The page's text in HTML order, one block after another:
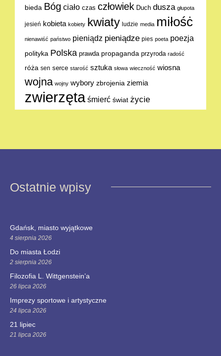
bieda Bóg ciało czas człowiek Duch dusza głupota
jesień kobieta kobiety kwiaty ludzie media miłośċ
nienawiść państwo pieniądz pieniądze pies poeta poezja
polityka Polska prawda propaganda przyroda radość
róża sen serce starość sztuka słowa wieczność wiosna
wojna wojny wybory zbrojenia ziemia
zwierzęta śmierć świat życie
Ostatnie wpisy
Gdańsk, miasto wyjątkowe
4 sierpnia 2026
Do miasta Łodzi
2 sierpnia 2026
Filozofia L. Wittgenstein’a
26 lipca 2026
Imprezy sportowe i artystyczne
24 lipca 2026
21 lipiec
21 lipca 2026